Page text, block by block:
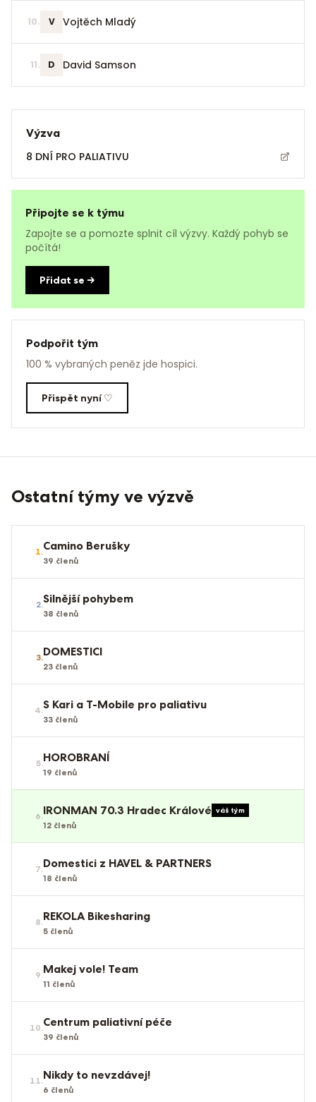
10. V Vojtěch Mladý
11. D David Samson
Výzva
8 DNÍ PRO PALIATIVU
Připojte se k týmu
Zapojte se a pomozte splnit cíl výzvy. Každý pohyb se
počítá!
Přidat se →
Podpořit tým
100 % vybraných peněz jde hospici.
Přispět nyní ♡
Ostatní týmy ve výzvě
1.Camino Berušky
39 členů
2.Silnější pohybem
38 členů
3.DOMESTICI
23 členů
4.S Kari a T-Mobile pro paliativu
33 členů
5.HOROBRANÍ
19 členů
6.IRONMAN 70.3 Hradec Králové váš tým
12 členů
7.Domestici z HAVEL & PARTNERS
18 členů
8.REKOLA Bikesharing
5 členů
9.Makej vole! Team
11 členů
10.Centrum paliativní péče
39 členů
11.Nikdy to nevzdávej!
6 členů